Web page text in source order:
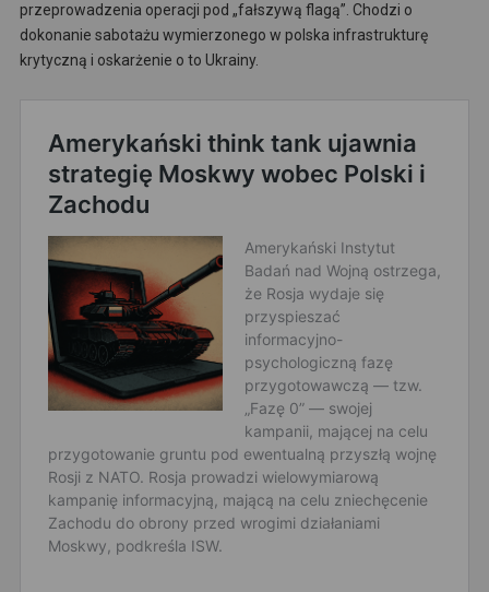
przeprowadzenia operacji pod „fałszywą flagą”. Chodzi o
dokonanie sabotażu wymierzonego w polska infrastrukturę
krytyczną i oskarżenie o to Ukrainy.